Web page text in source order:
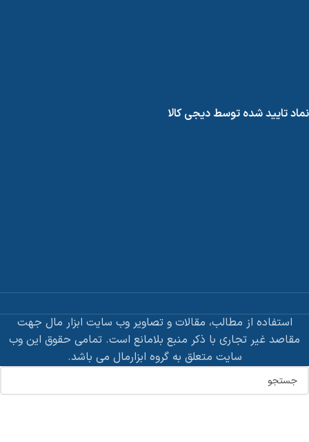
نماد تایید شده توسط دیجی کالا
استفاده از مطالب، مقالات و تصاویر وب سایت ابزار مال جهت
مقاصد غیر تجاری با ذکر منبع بلامانع است. تمامی حقوق این وب
سایت متعلق به گروه ابزارمال می باشد.